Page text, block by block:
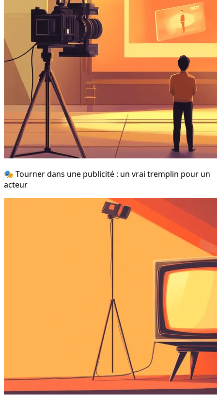
🎭 Tourner dans une publicité : un vrai tremplin pour un
acteur